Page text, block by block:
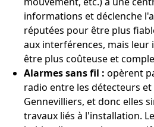
informations et déclenche
réputées pour être plus
aux interférences, mais
être plus coûteuse et
Alarmes sans fil : opèrent
radio entre les détecteurs et
Gennevilliers, et donc elles
travaux liés à l'installation.